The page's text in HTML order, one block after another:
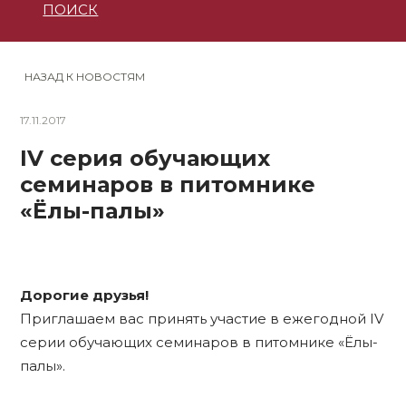
ПОИСК
НАЗАД К НОВОСТЯМ
17.11.2017
IV серия обучающих
семинаров в питомнике
«Ёлы-палы»
Дорогие друзья!
Приглашаем вас принять участие в ежегодной IV
серии обучающих семинаров в питомнике «Ёлы-
палы».